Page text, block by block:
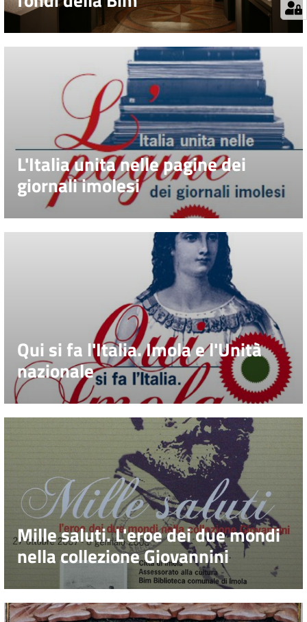
L'Italia unita nelle pagine dei
giornali imolesi
Qui si fa l'Italia. Imola e l'Unità
nazionale
Mille saluti. L'eroe dei due mondi
nella collezione Giovannini